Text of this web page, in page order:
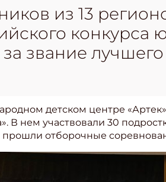
из 13
конкурса
за звание
детском центре
В нем участвовали 30
прошли отборочные